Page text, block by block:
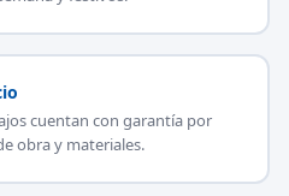
cuentan con garantía por
obra y materiales.